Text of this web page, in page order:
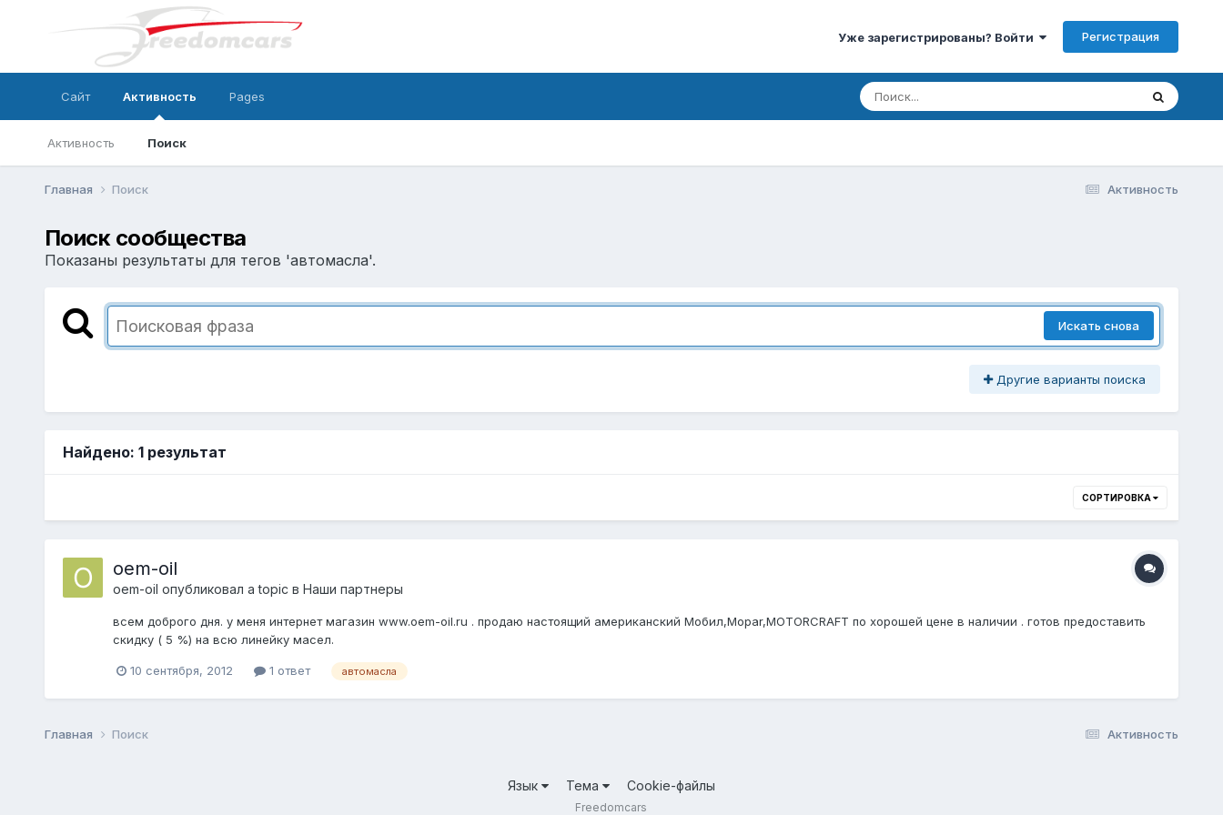
Уже зарегистрированы? Войти Регистрация
Сайт Активность
Активность Поиск
Pages
Активность
Главная Поиск
Поиск сообщества
Показаны результаты для тегов 'автомасла'.
Искать снова
Другие варианты поиска
Найдено: 1 результат
СОРТИРОВКА
oem-oil
oem-oil опубликовал a topic в Наши партнеры
всем доброго дня. у меня интернет магазин www.oem-oil.ru . продаю настоящий американский Мобил,Mopar,MOTORCRAFT по хорошей цене в наличии . готов предоставить
скидку ( 5 %) на всю линейку масел.
10 сентября, 2012 1 ответ автомасла
Активность
Главная Поиск
Язык Тема Cookie-файлы
Freedomcars